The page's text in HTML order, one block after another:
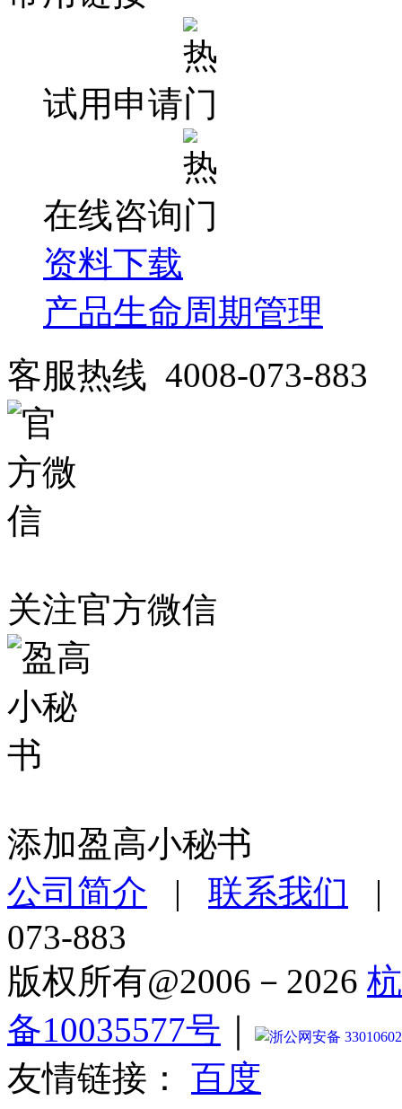
试用申请
在线咨询
资料下载
产品生命周期管理
客服热线 4008-073-883
关注官方微信
添加盈高小秘书
公司简介 | 联系我们
073-883
版权所有@2006－2026
备10035577号
浙公网安备
友情链接： 百度